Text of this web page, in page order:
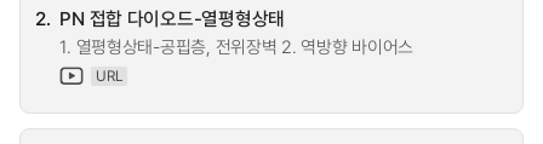
2. PN 접합 다이오드-열평형상태
1. 열평형상태-공핍층, 전위장벽 2. 역방향 바이어스
URL